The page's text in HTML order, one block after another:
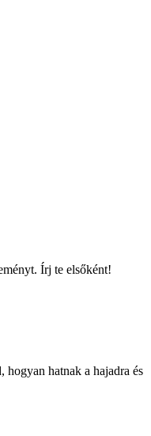
Írj te elsőként!
hogyan hatnak a hajadra és